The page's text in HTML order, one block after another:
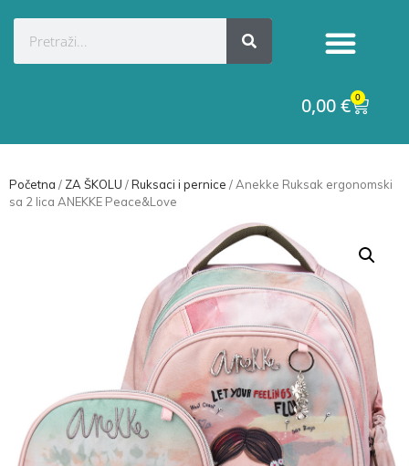
0,00€ 0
Početna / ZA ŠKOLU /Ruksaci i pernice / Anekke Ruksak ergonomski
sa 2 lica ANEKKE Peace&Love